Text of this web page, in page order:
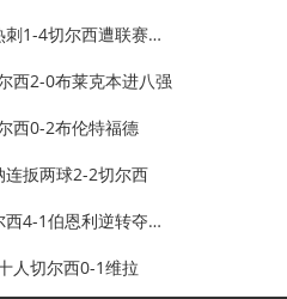
英超-罗梅罗染红杰克逊戴帽 9人热刺1-4切尔西遭联赛首败
西2-0布莱克本进八强
西0-2布伦特福德
扳两球2-2切尔西
英超-斯特林造3球帕尔默传射 切尔西4-1伯恩利逆转夺两连
人切尔西0-1维拉